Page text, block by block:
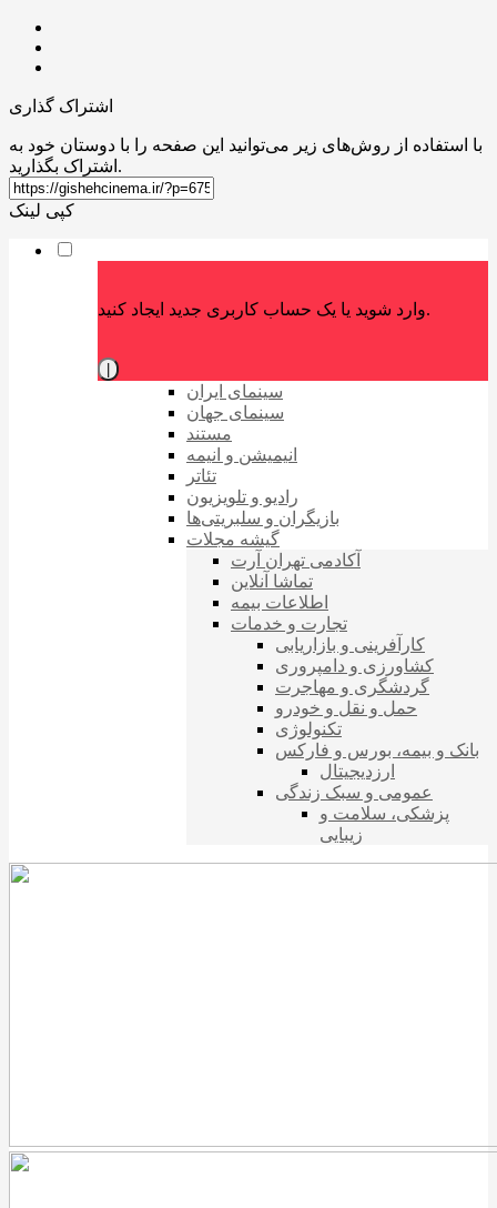
اشتراک گذاری
با استفاده از روش‌های زیر می‌توانید این صفحه را با دوستان خود به
اشتراک بگذارید.
کپی لینک
وارد شوید یا یک حساب کاربری جدید ایجاد کنید.
سینمای ایران
سینمای جهان
مستند
انیمیشن و انیمه
تئاتر
رادیو و تلویزیون
بازیگران و سلبریتی‌ها
گیشه مجلات
آکادمی تهران آرت
تماشا آنلاین
اطلاعات بیمه
تجارت و خدمات
کارآفرینی و بازاریابی
کشاورزی و دامپروری
گردشگری و مهاجرت
حمل و نقل و خودرو
تکنولوژی
بانک و بیمه، بورس و فارکس
ارزدیجیتال
عمومی و سبک زندگی
پزشکی، سلامت و
زیبایی